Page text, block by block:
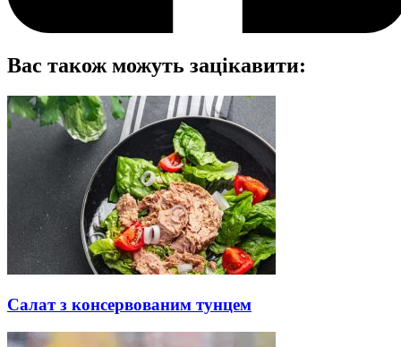
Вас також можуть зацікавити:
Салат з консервованим тунцем